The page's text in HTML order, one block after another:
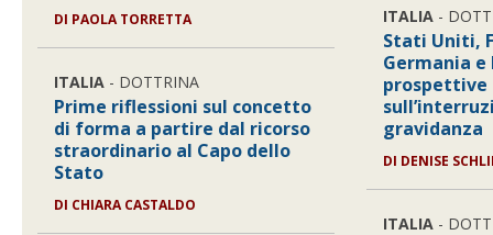
DI PAOLA TORRETTA
ITALIA - DOTTRINA
Prime riflessioni sul concetto
di forma a partire dal ricorso
straordinario al Capo dello
Stato
DI CHIARA CASTALDO
ITALIA -
Stati Uniti,
Germania
prospettive
gravidanza
DI DENISE
ITALIA -